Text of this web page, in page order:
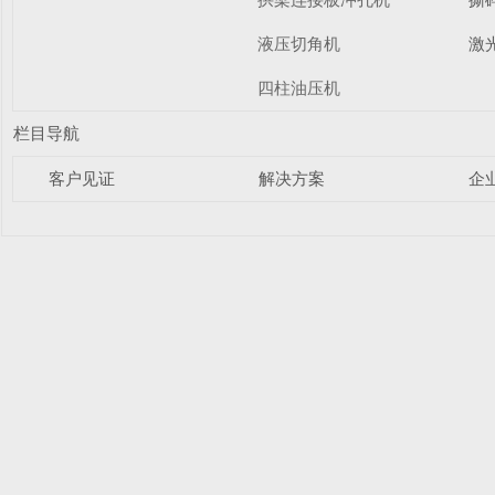
液压切角机
四柱油压机
激
栏目导航
客户见证 解决方案 企